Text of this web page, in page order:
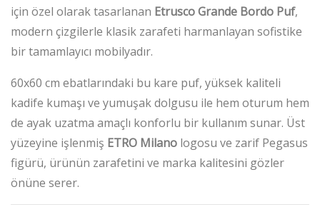
için özel olarak tasarlanan Etrusco Grande Bordo Puf,
modern çizgilerle klasik zarafeti harmanlayan sofistike
bir tamamlayıcı mobilyadır.
60x60 cm ebatlarındaki bu kare puf, yüksek kaliteli
kadife kumaşı ve yumuşak dolgusu ile hem oturum hem
de ayak uzatma amaçlı konforlu bir kullanım sunar. Üst
yüzeyine işlenmiş ETRO Milano logosu ve zarif Pegasus
figürü, ürünün zarafetini ve marka kalitesini gözler
önüne serer.